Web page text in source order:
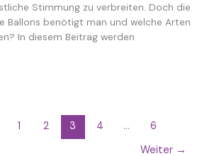
Stimmung zu verbreiten. Doch die
Ballons benötigt man und welche Arten
In diesem Beitrag werden
1 2 3 4 …
6
Weiter →